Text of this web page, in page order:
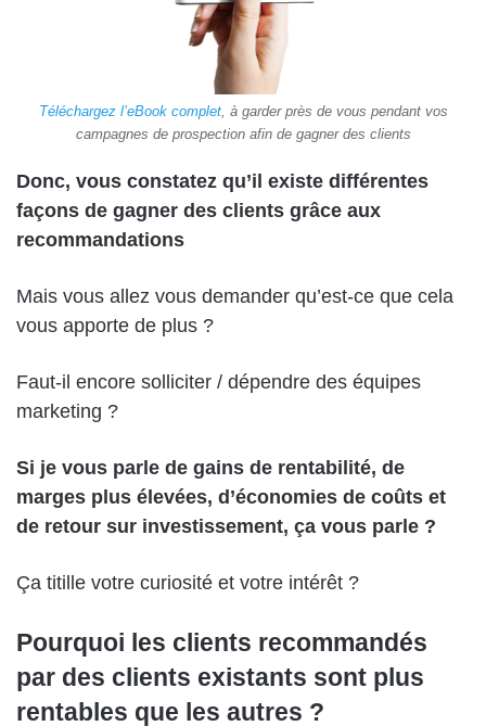
Téléchargez l’eBook complet, à garder près de vous pendant vos
campagnes de prospection afin de gagner des clients
Donc, vous constatez qu’il existe différentes
façons de gagner des clients grâce aux
recommandations
Mais vous allez vous demander qu’est-ce que cela
vous apporte de plus ?
Faut-il encore solliciter / dépendre des équipes
marketing ?
Si je vous parle de gains de rentabilité, de
marges plus élevées, d’économies de coûts et
de retour sur investissement, ça vous parle ?
Ça titille votre curiosité et votre intérêt ?
Pourquoi les clients recommandés
par des clients existants sont plus
rentables que les autres ?